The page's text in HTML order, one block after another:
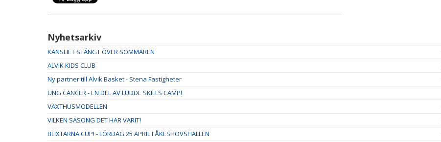
Nyhetsarkiv
KANSLIET STÄNGT ÖVER SOMMAREN
ALVIK KIDS CLUB
Ny partner till Alvik Basket - Stena Fastigheter
UNG CANCER - EN DEL AV LUDDE SKILLS CAMP!
VÄXTHUSMODELLEN
VILKEN SÄSONG DET HAR VARIT!
BLIXTARNA CUP! - LÖRDAG 25 APRIL I ÅKESHOVSHALLEN